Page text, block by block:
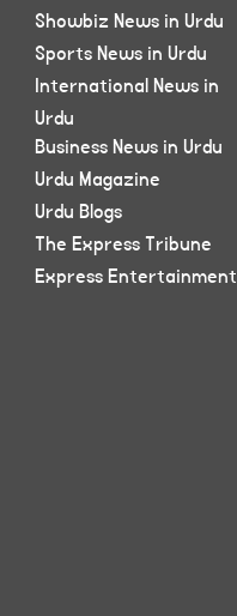
Showbiz News in Urdu
Sports News in Urdu
International News in
Urdu
Business News in Urdu
Urdu Magazine
Urdu Blogs
The Express Tribune
Express Entertainment